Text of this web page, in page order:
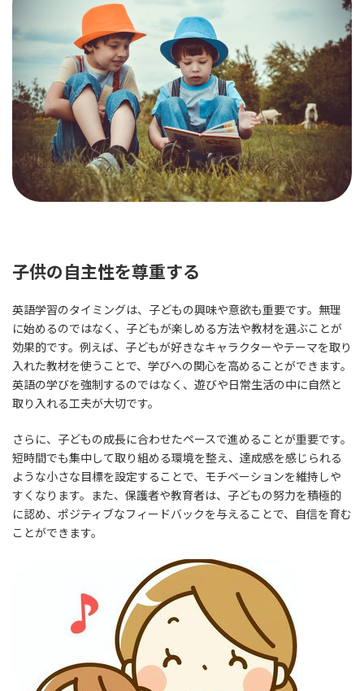
子供の自主性を尊重する
英語学習のタイミングは、子どもの興味や意欲も重要です。無理
に始めるのではなく、子どもが楽しめる方法や教材を選ぶことが
効果的です。例えば、子どもが好きなキャラクターやテーマを取り
入れた教材を使うことで、学びへの関心を高めることができます。
英語の学びを強制するのではなく、遊びや日常生活の中に自然と
取り入れる工夫が大切です。
さらに、子どもの成長に合わせたペースで進めることが重要です。
短時間でも集中して取り組める環境を整え、達成感を感じられる
ような小さな目標を設定することで、モチベーションを維持しや
すくなります。また、保護者や教育者は、子どもの努力を積極的
に認め、ポジティブなフィードバックを与えることで、自信を育む
ことができます。